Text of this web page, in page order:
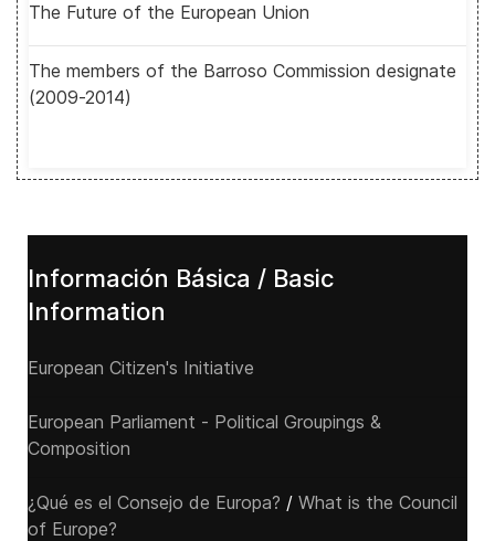
The Future of the European Union
The members of the Barroso Commission designate
(2009-2014)
Información Básica / Basic
Information
European Citizen's Initiative
European Parliament - Political Groupings &
Composition
¿Qué es el Consejo de Europa? / What is the Council
of Europe?